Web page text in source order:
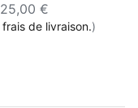
25,00 €
frais de livraison.)